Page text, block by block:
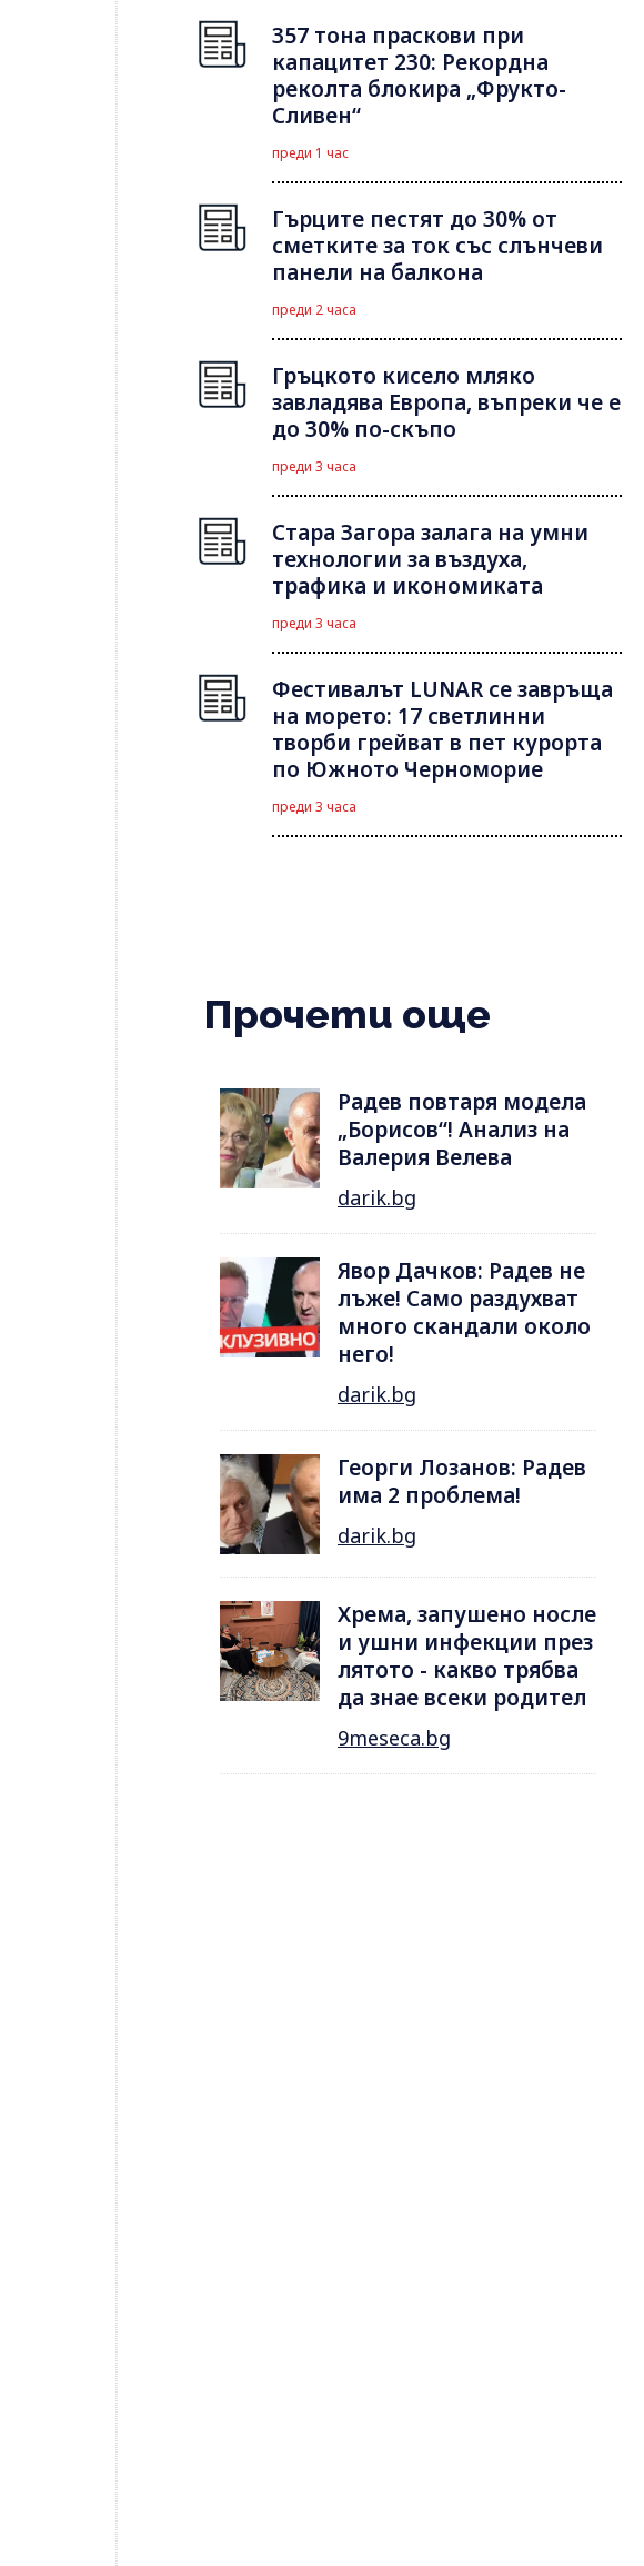
357 тона праскови при
капацитет 230: Рекордна
реколта блокира „Фрукто-
Сливен“
преди 1 час
Гърците пестят до 30% от
сметките за ток със слънчеви
панели на балкона
преди 2 часа
Гръцкото кисело мляко
завладява Европа, въпреки че е
до 30% по-скъпо
преди 3 часа
Стара Загора залага на умни
технологии за въздуха,
трафика и икономиката
преди 3 часа
Фестивалът LUNAR се завръща
на морето: 17 светлинни
творби грейват в пет курорта
по Южното Черноморие
преди 3 часа
Прочети още
Радев повтаря модела
„Борисов“! Анализ на
Валерия Велева
darik.bg
Явор Дачков: Радев не
лъже! Само раздухват
много скандали около
него!
darik.bg
Георги Лозанов: Радев
има 2 проблема!
darik.bg
Хрема, запушено носле
и ушни инфекции през
лятотo - какво трябва
да знае всеки родител
9meseca.bg